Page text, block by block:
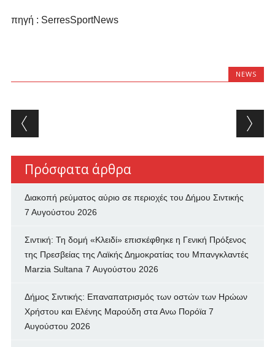
πηγή : SerresSportNews
NEWS
Post navigation
Πρόσφατα άρθρα
Διακοπή ρεύματος αύριο σε περιοχές του Δήμου Σιντικής
7 Αυγούστου 2026
Σιντική: Τη δομή «Κλειδί» επισκέφθηκε η Γενική Πρόξενος
της Πρεσβείας της Λαϊκής Δημοκρατίας του Μπανγκλαντές
Marzia Sultana 7 Αυγούστου 2026
Δήμος Σιντικής: Επαναπατρισμός των oστών των Ηρώων
Χρήστου και Ελένης Μαρούδη στα Ανω Πορόϊα 7
Αυγούστου 2026